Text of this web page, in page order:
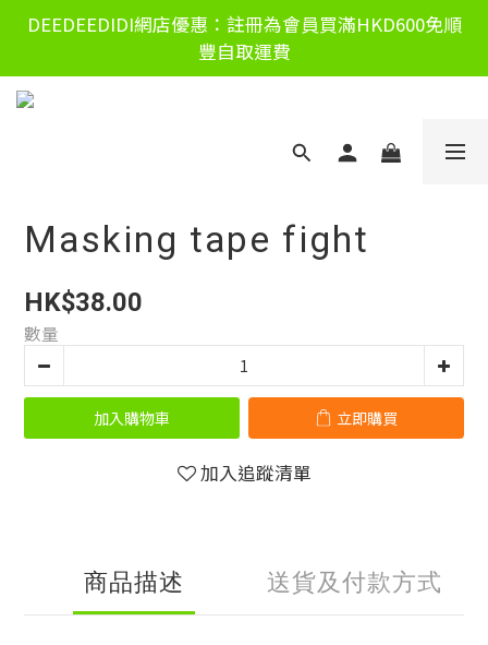
DEEDEEDIDI網店優惠：註冊為會員買滿HKD600免順
豐自取運費
Masking tape fight
HK$38.00
數量
加入購物車 立即購買
加入追蹤清單
商品描述 送貨及付款方式